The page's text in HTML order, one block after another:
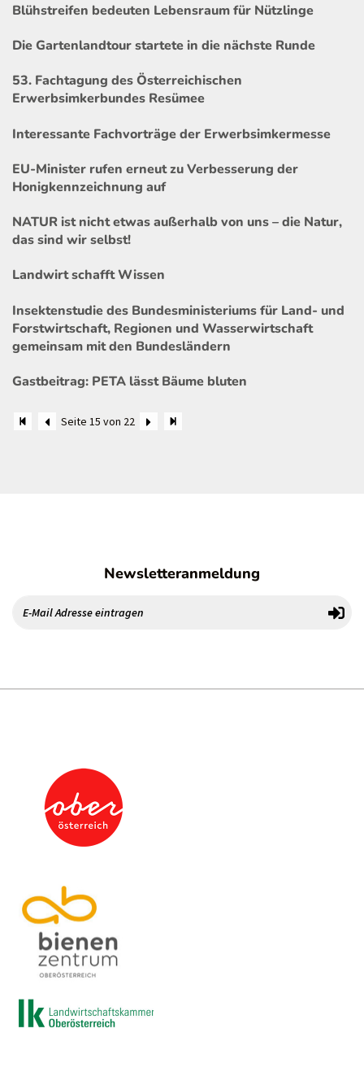
Blühstreifen bedeuten Lebensraum für Nützlinge
Die Gartenlandtour startete in die nächste Runde
53. Fachtagung des Österreichischen
Erwerbsimkerbundes Resümee
Interessante Fachvorträge der Erwerbsimkermesse
EU-Minister rufen erneut zu Verbesserung der
Honigkennzeichnung auf
NATUR ist nicht etwas außerhalb von uns – die Natur,
das sind wir selbst!
Landwirt schafft Wissen
Insektenstudie des Bundesministeriums für Land- und
Forstwirtschaft, Regionen und Wasserwirtschaft
gemeinsam mit den Bundesländern
Gastbeitrag: PETA lässt Bäume bluten
Seite 15 von 22
Newsletteranmeldung